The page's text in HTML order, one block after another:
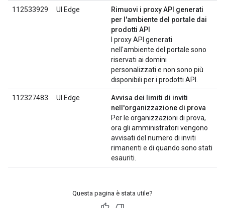
112533929 UI Edge
Rimuovi i proxy API generati
per l'ambiente del portale dai
prodotti API
I proxy API generati
nell'ambiente del portale sono
riservati ai domini
personalizzati e non sono più
disponibili per i prodotti API.
112327483 UI Edge
Avvisa dei limiti di inviti
nell'organizzazione di prova
Per le organizzazioni di prova,
ora gli amministratori vengono
avvisati del numero di inviti
rimanenti e di quando sono stati
esauriti.
Questa pagina è stata utile?